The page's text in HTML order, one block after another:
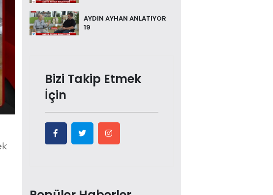
AYDIN AYHAN ANLATIYOR
19
Bizi Takip Etmek
İçin